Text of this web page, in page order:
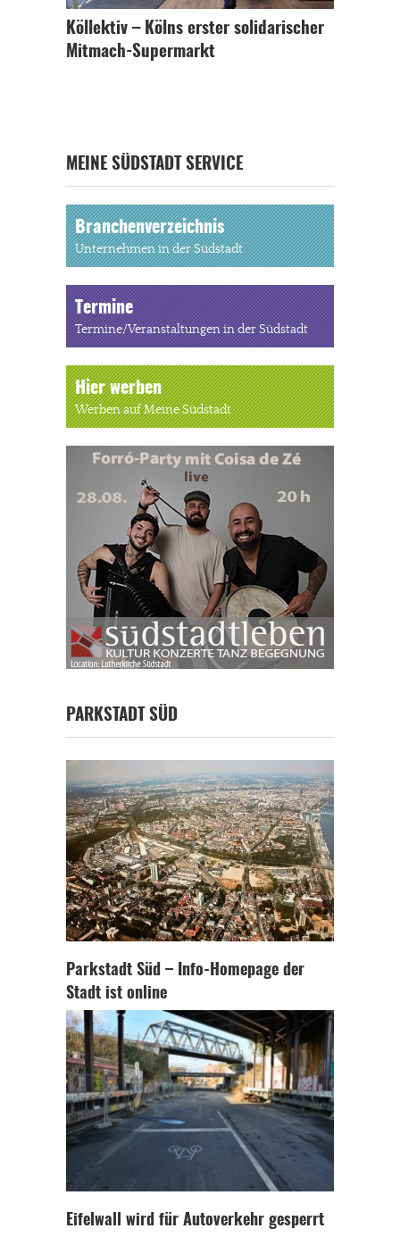
Köllektiv – Kölns erster solidarischer
Mitmach-Supermarkt
MEINE SÜDSTADT SERVICE
Branchenverzeichnis
Unternehmen in der Südstadt
Termine
Termine/Veranstaltungen in der Südstadt
Hier werben
Werben auf Meine Südstadt
PARKSTADT SÜD
Parkstadt Süd – Info-Homepage der
Stadt ist online
Eifelwall wird für Autoverkehr gesperrt